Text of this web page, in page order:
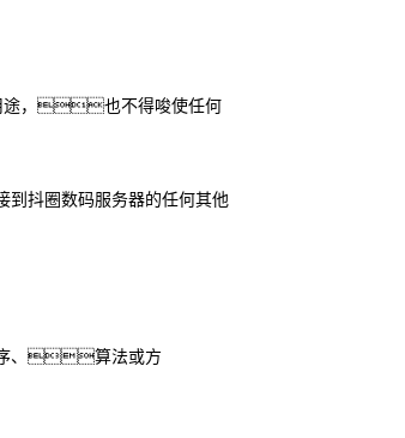
用途，也不得唆使任何
抖圈数码服务器的任何其他
序、算法或方